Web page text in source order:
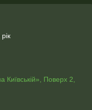
Київській», Поверх 2,